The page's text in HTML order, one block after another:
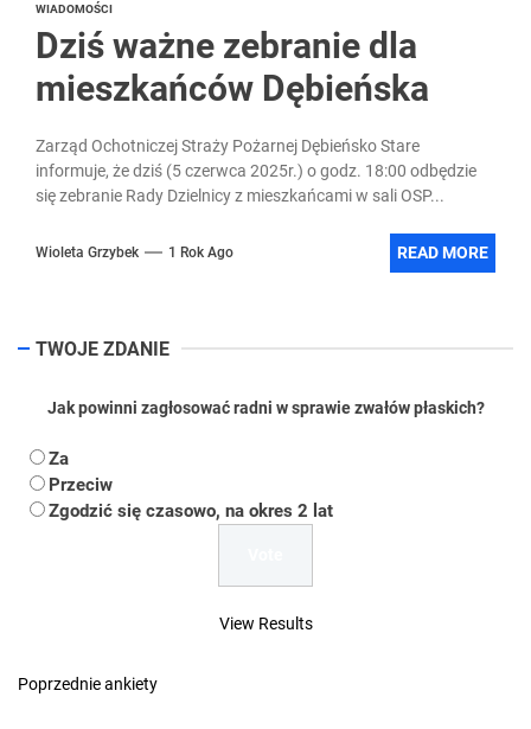
WIADOMOŚCI
Dziś ważne zebranie dla
mieszkańców Dębieńska
Zarząd Ochotniczej Straży Pożarnej Dębieńsko Stare
informuje, że dziś (5 czerwca 2025r.) o godz. 18:00 odbędzie
się zebranie Rady Dzielnicy z mieszkańcami w sali OSP...
Wioleta Grzybek 1 Rok Ago READ MORE
TWOJE ZDANIE
Jak powinni zagłosować radni w sprawie zwałów płaskich?
Za
Przeciw
Zgodzić się czasowo, na okres 2 lat
View Results
Poprzednie ankiety